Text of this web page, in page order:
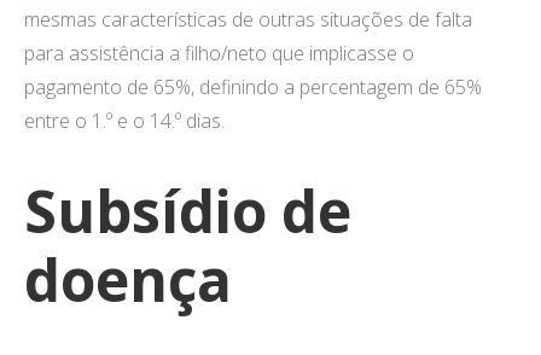
mesmas características de outras situações de falta
para assistência a filho/neto que implicasse o
pagamento de 65%, definindo a percentagem de 65%
entre o 1.º e o 14.º dias.
Subsídio de
doença